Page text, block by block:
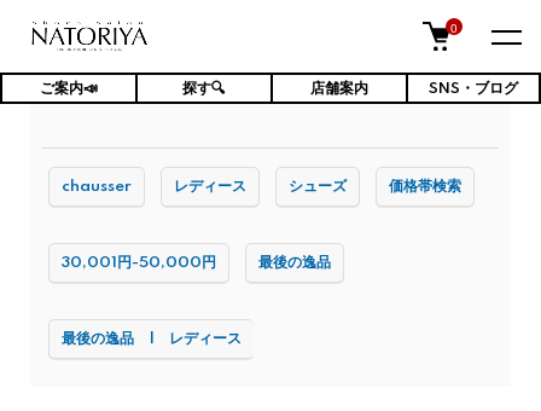
0
ご案内📣 探す🔍 店舗案内 SNS・ブログ
TOP レディース靴 シューズ
chausser レディース シューズ 価格帯検索
30,001円-50,000円 最後の逸品
最後の逸品 | レディース